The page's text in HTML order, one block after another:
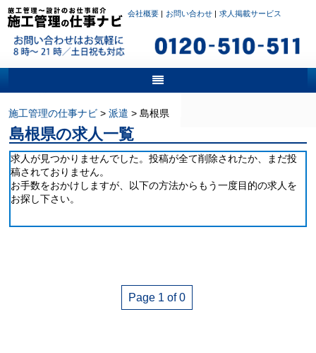
会社概要| お問い合わせ| 求人掲載サービス
施工管理の仕事ナビ > 派遣 > 島根県
島根県の求人一覧
求人が見つかりませんでした。投稿が全て削除されたか、まだ投
稿されておりません。
お手数をおかけしますが、以下の方法からもう一度目的の求人を
お探し下さい。
Page 1 of 0